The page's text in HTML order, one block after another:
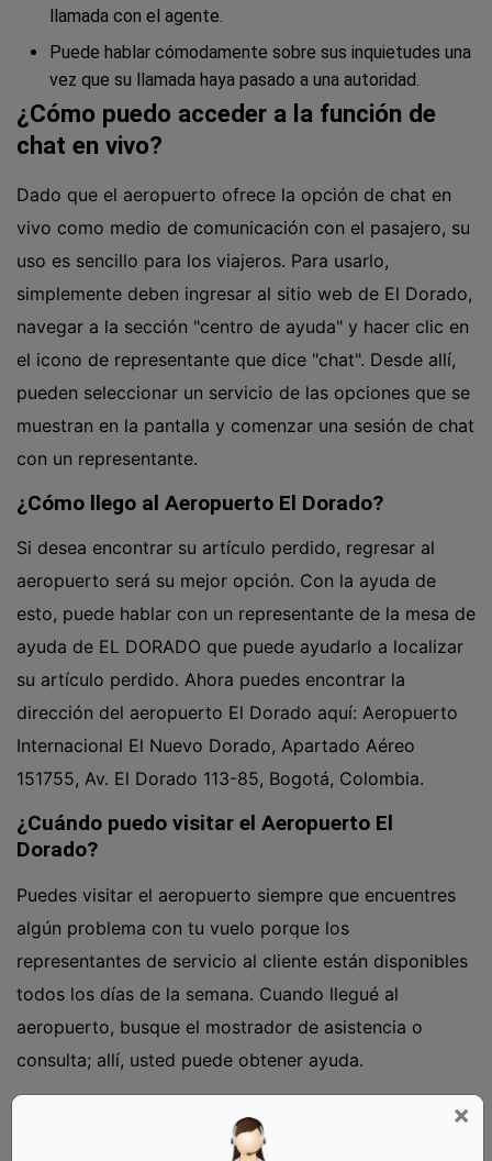
llamada con el agente.
Puede hablar cómodamente sobre sus inquietudes una
vez que su llamada haya pasado a una autoridad.
¿Cómo puedo acceder a la función de
chat en vivo?
Dado que el aeropuerto ofrece la opción de chat en
vivo como medio de comunicación con el pasajero, su
uso es sencillo para los viajeros. Para usarlo,
simplemente deben ingresar al sitio web de El Dorado,
navegar a la sección "centro de ayuda" y hacer clic en
el icono de representante que dice "chat". Desde allí,
pueden seleccionar un servicio de las opciones que se
muestran en la pantalla y comenzar una sesión de chat
con un representante.
¿Cómo llego al Aeropuerto El Dorado?
Si desea encontrar su artículo perdido, regresar al
aeropuerto será su mejor opción. Con la ayuda de
esto, puede hablar con un representante de la mesa de
ayuda de EL DORADO que puede ayudarlo a localizar
su artículo perdido. Ahora puedes encontrar la
dirección del aeropuerto El Dorado aquí: Aeropuerto
Internacional El Nuevo Dorado, Apartado Aéreo
151755, Av. El Dorado 113-85, Bogotá, Colombia.
¿Cuándo puedo visitar el Aeropuerto El
Dorado?
Puedes visitar el aeropuerto siempre que encuentres
algún problema con tu vuelo porque los
representantes de servicio al cliente están disponibles
todos los días de la semana. Cuando llegué al
aeropuerto, busque el mostrador de asistencia o
consulta; allí, usted puede obtener ayuda.
¿A qué ciudad sirve el Aeropuerto Internacional
×